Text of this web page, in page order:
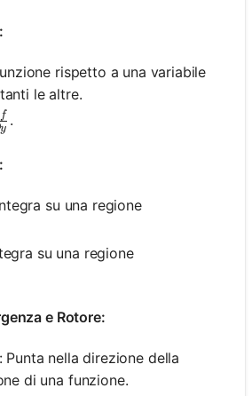
rispetto a una variabile
le altre.
f}{\partial x},
y
f .
su una regione
su una regione
e Rotore:
f)
: Punta nella direzione della
di una funzione.